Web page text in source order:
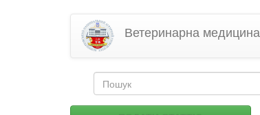
Ветеринарна медицина
Пошукова
форма